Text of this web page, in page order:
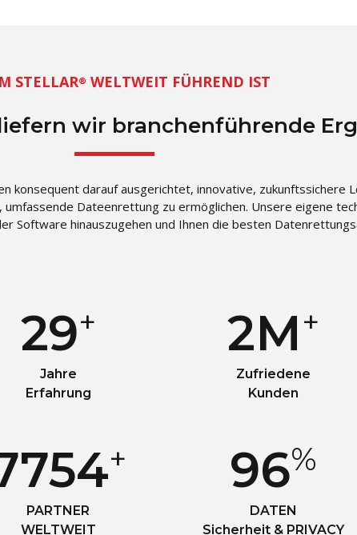
STELLAR® WELTWEIT FÜHREND IST
wir branchenführende
konsequent darauf ausgerichtet, innovative, zukunftssichere
Dateenrettung zu ermöglichen. Unsere eigene
Software hinauszugehen und Ihnen die besten
30+
Jahre
Erfahrung
3M+
Zufriedene
Kunden
+
PARTNER
WELTWEIT
100%
DATEN
Sicherheit & PRIVACY